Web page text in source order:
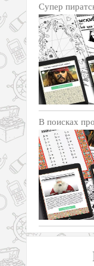
Супер
В поисках